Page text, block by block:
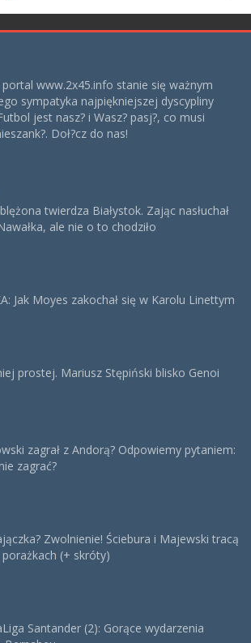
www.2x45.info stanie się ważnym
sympatyka najpiękniejszej dyscypliny
jest nasz? i Wasz? pasj?, co musi
Doł?cz do nas!
twierdza Białystok. Zając nasłuchał
ale nie o to chodziło
Jak Moyes zakochał się w Karolu Linettym
prostej. Mariusz Stępiński blisko Genoi
zagrał z Andorą? Odpowiemy pytaniem:
zagrać?
Zwolnienie! Ściebura i Majewski tracą
(+ skróty)
Santander (2): Gorące wydarzenia